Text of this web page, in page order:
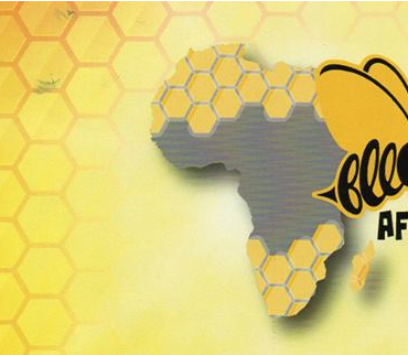
الإستعداد لموسم
جني وتحويل الزيتون
والإحتفال بالعيد
الوطني للشجرة
إستعدادا لموسم
جني ...
عمل لعرض
الكهربائي
المزدوج ذو جهد 400
كيلوفولط قرنبالية 2
.
اقرأ المزيد